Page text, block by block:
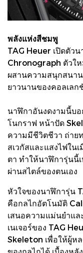
พลังแห่งสีชมพู
TAG Heuer เปิดตัว
Chronograph ตัวใ
ผสานความสนุกสนา
ยาวนานของคอลเลก
นาฬิกาอันงดงามนี้บอ
โนกราฟ หน้าปัด
ความมีชีวิตชีวา ถ่าย
สเวกัสและแสงไฟใน
ตา ทำให้นาฬิการุ่นนี้
ผ่านสไตล์ของตนเอง
หัวใจของนาฬิการุ่น
คือกลไกอัตโนมัติ
เสนอความแม่นยำแ
เนเจอร์ของ TAG
Skeleton เพื่อให้ผู้ห
ของกลไกได้ เบื้องห